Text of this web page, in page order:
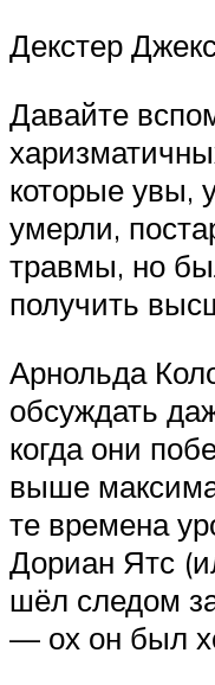
Декстер
Давайте
которые увы,
умерли,
травмы, но
получить
Арнольда
обсуждать
когда они
выше
те времена
Дориан Ятс
шёл следом
— ох он был